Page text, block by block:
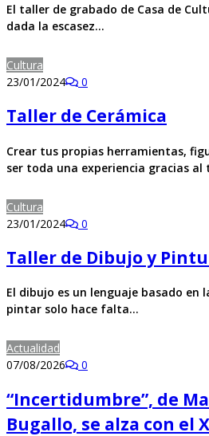
El taller de grabado de Casa de
dada la escasez…
Cultura
23/01/2024
0
Taller de Cerámica
Crear tus propias herramientas,
ser toda una experiencia gracias
Cultura
23/01/2024
0
Taller de Dibujo y
El dibujo es un lenguaje basado en
pintar solo hace falta…
Actualidad
07/08/2026
0
“Incertidumbre”, de
Bugallo, se alza con el